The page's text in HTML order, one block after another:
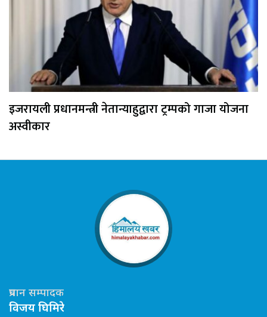
इजरायली प्रधानमन्त्री नेतान्याहुद्वारा ट्रम्पको गाजा योजना
अस्वीकार
प्रधान सम्पादक
विजय घिमिरे